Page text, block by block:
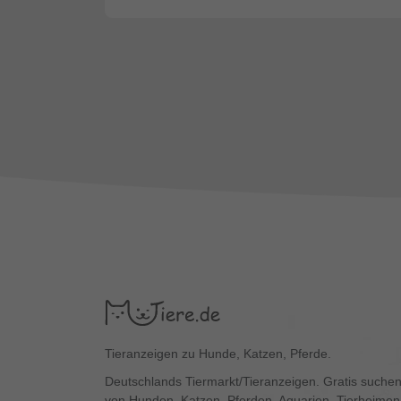
Tieranzeigen zu Hunde, Katzen, Pferde.
Deutschlands Tiermarkt/Tieranzeigen. Gratis